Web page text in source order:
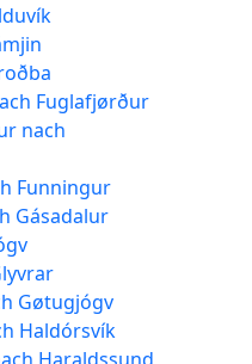
Fuglafjørður
nach
Funningur
Gásadalur
Gøtugjógv
Haldórsvík